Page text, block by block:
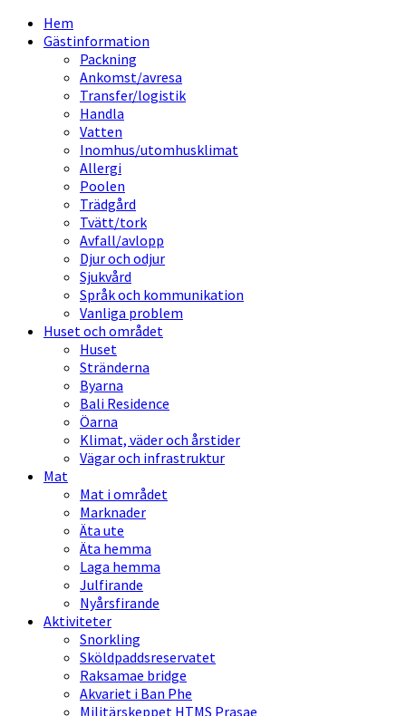
Hem
Gästinformation
Packning
Ankomst/avresa
Transfer/logistik
Handla
Vatten
Inomhus/utomhusklimat
Allergi
Poolen
Trädgård
Tvätt/tork
Avfall/avlopp
Djur och odjur
Sjukvård
Språk och kommunikation
Vanliga problem
Huset och området
Huset
Stränderna
Byarna
Bali Residence
Öarna
Klimat, väder och årstider
Vägar och infrastruktur
Mat
Mat i området
Marknader
Äta ute
Äta hemma
Laga hemma
Julfirande
Nyårsfirande
Aktiviteter
Snorkling
Sköldpaddsreservatet
Raksamae bridge
Akvariet i Ban Phe
Militärskeppet HTMS Prasae